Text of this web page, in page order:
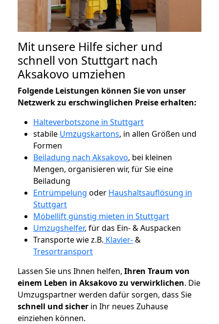
Mit unsere Hilfe sicher und
schnell von Stuttgart nach
Aksakovo umziehen
Folgende Leistungen können Sie von unser
Netzwerk zu erschwinglichen Preise erhalten:
Halteverbotszone in Stuttgart
stabile Umzugskartons, in allen Größen und
Formen
Beiladung nach Aksakovo, bei kleinen
Mengen, organisieren wir, für Sie eine
Beiladung
Entrümpelung oder Haushaltsauflösung in
Stuttgart
Möbellift günstig mieten in Stuttgart
Umzugshelfer, für das Ein- & Auspacken
Transporte wie z.B. Klavier-&
Tresortransport
Lassen Sie uns Ihnen helfen, Ihren Traum von
einem Leben in Aksakovo zu verwirklichen. Die
Umzugspartner werden dafür sorgen, dass Sie
schnell und sicher in Ihr neues Zuhause
einziehen können.